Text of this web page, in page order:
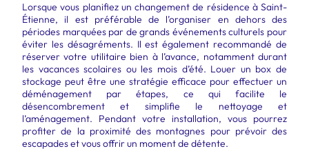
Lorsque vous planifiez un changement de résidence à Saint-
Étienne, il est préférable de l’organiser en dehors des
périodes marquées par de grands événements culturels pour
éviter les désagréments. Il est également recommandé de
réserver votre utilitaire bien à l’avance, notamment durant
les vacances scolaires ou les mois d’été. Louer un box de
stockage peut être une stratégie efficace pour effectuer un
déménagement par étapes, ce qui facilite le
désencombrement et simplifie le nettoyage et
l’aménagement. Pendant votre installation, vous pourrez
profiter de la proximité des montagnes pour prévoir des
escapades et vous offrir un moment de détente.